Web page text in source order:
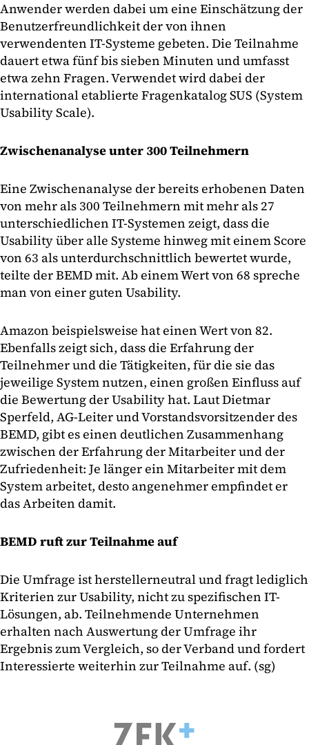
Anwender werden dabei um eine Einschätzung der
Benutzerfreundlichkeit der von ihnen
verwendenten IT-Systeme gebeten. Die Teilnahme
dauert etwa fünf bis sieben Minuten und umfasst
etwa zehn Fragen. Verwendet wird dabei der
international etablierte Fragenkatalog SUS (System
Usability Scale).
Zwischenanalyse unter 300 Teilnehmern
Eine Zwischenanalyse der bereits erhobenen Daten
von mehr als 300 Teilnehmern mit mehr als 27
unterschiedlichen IT-Systemen zeigt, dass die
Usability über alle Systeme hinweg mit einem Score
von 63 als unterdurchschnittlich bewertet wurde,
teilte der BEMD mit. Ab einem Wert von 68 spreche
man von einer guten Usability.
Amazon beispielsweise hat einen Wert von 82.
Ebenfalls zeigt sich, dass die Erfahrung der
Teilnehmer und die Tätigkeiten, für die sie das
jeweilige System nutzen, einen großen Einfluss auf
die Bewertung der Usability hat. Laut Dietmar
Sperfeld, AG-Leiter und Vorstandsvorsitzender des
BEMD, gibt es einen deutlichen Zusammenhang
zwischen der Erfahrung der Mitarbeiter und der
Zufriedenheit: Je länger ein Mitarbeiter mit dem
System arbeitet, desto angenehmer empfindet er
das Arbeiten damit.
BEMD ruft zur Teilnahme auf
Die Umfrage ist herstellerneutral und fragt lediglich
Kriterien zur Usability, nicht zu spezifischen IT-
Lösungen, ab. Teilnehmende Unternehmen
erhalten nach Auswertung der Umfrage ihr
Ergebnis zum Vergleich, so der Verband und fordert
Interessierte weiterhin zur Teilnahme auf. (sg)